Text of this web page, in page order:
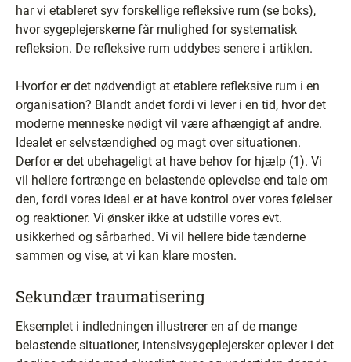
har vi etableret syv forskellige refleksive rum (se boks),
hvor sygeplejerskerne får mulighed for systematisk
refleksion. De refleksive rum uddybes senere i artiklen.
Hvorfor er det nødvendigt at etablere refleksive rum i en
organisation? Blandt andet fordi vi lever i en tid, hvor det
moderne menneske nødigt vil være afhængigt af andre.
Idealet er selvstændighed og magt over situationen.
Derfor er det ubehageligt at have behov for hjælp (1). Vi
vil hellere fortrænge en belastende oplevelse end tale om
den, fordi vores ideal er at have kontrol over vores følelser
og reaktioner. Vi ønsker ikke at udstille vores evt.
usikkerhed og sårbarhed. Vi vil hellere bide tænderne
sammen og vise, at vi kan klare mosten.
Sekundær traumatisering
Eksemplet i indledningen illustrerer en af de mange
belastende situationer, intensivsygeplejersker oplever i det